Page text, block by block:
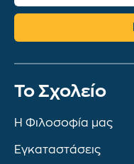
To Σχολείο
Η Φιλοσοφία μας
Εγκαταστάσεις